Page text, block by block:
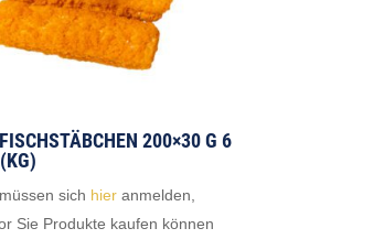
200×30 G 6
sich hier anmelden,
Sie Produkte kaufen können